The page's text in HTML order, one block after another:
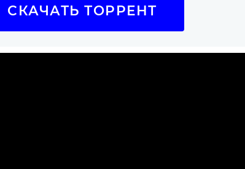
СКАЧАТЬ ТОРРЕНТ